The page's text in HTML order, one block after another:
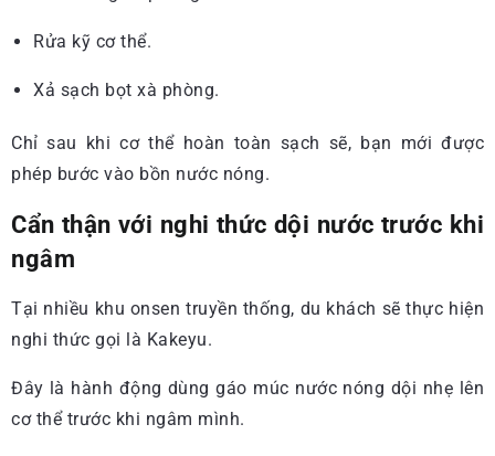
Rửa kỹ cơ thể.
Xả sạch bọt xà phòng.
Chỉ sau khi cơ thể hoàn toàn sạch sẽ, bạn mới được
phép bước vào bồn nước nóng.
Cẩn thận với nghi thức dội nước trước khi
ngâm
Tại nhiều khu onsen truyền thống, du khách sẽ thực hiện
nghi thức gọi là Kakeyu.
Đây là hành động dùng gáo múc nước nóng dội nhẹ lên
cơ thể trước khi ngâm mình.